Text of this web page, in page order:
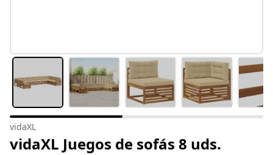
vidaXL
vidaXL Juegos de sofás 8 uds.